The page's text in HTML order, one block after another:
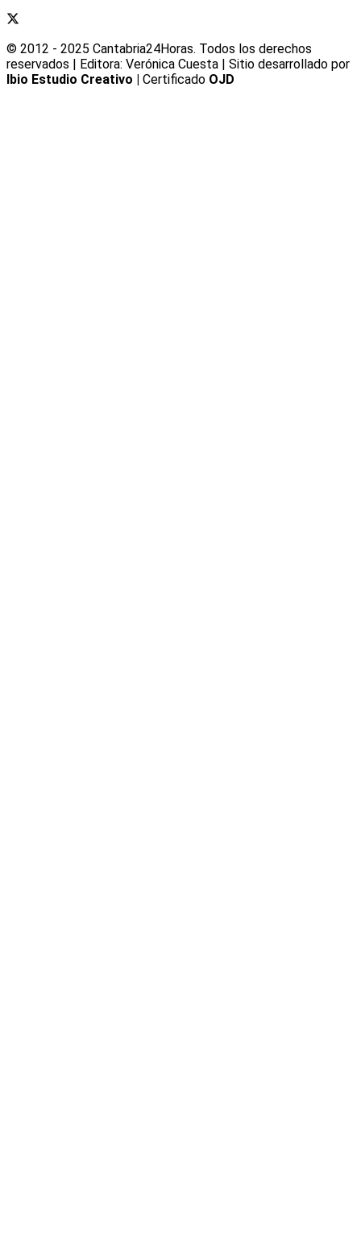
© 2012 - 2025 Cantabria24Horas. Todos los derechos
reservados | Editora: Verónica Cuesta | Sitio desarrollado por
Ibio Estudio Creativo | Certificado OJD